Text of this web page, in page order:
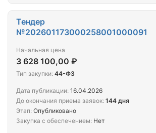
Тендер
№202601173000258001000091
Начальная цена
3 628 100,00 ₽
Тип закупки: 44-ФЗ
Дата публикации: 16.04.2026
До окончания приема заявок: 144 дня
Этап: Опубликовано
Закупка с обеспечением: Нет